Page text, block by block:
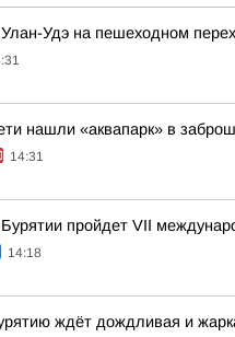
Удэ на пешеходном
нашли «аквапарк» в
14:31
пройдет VII
14:18
ждёт дождливая и